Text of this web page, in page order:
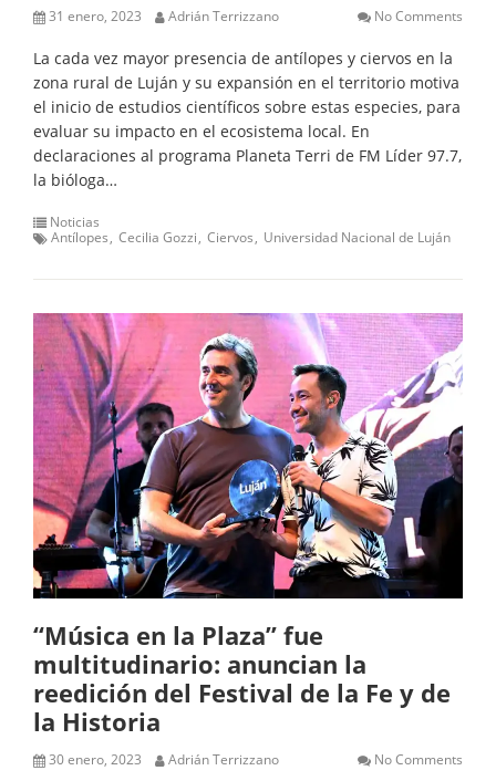
31 enero, 2023 Adrián Terrizzano No Comments
La cada vez mayor presencia de antílopes y ciervos en la
zona rural de Luján y su expansión en el territorio motiva
el inicio de estudios científicos sobre estas especies, para
evaluar su impacto en el ecosistema local. En
declaraciones al programa Planeta Terri de FM Líder 97.7,
la bióloga…
Noticias
Antílopes Cecilia Gozzi Ciervos Universidad Nacional de Luján
“Música en la Plaza” fue
multitudinario: anuncian la
reedición del Festival de la Fe y de
la Historia
30 enero, 2023 Adrián Terrizzano No Comments